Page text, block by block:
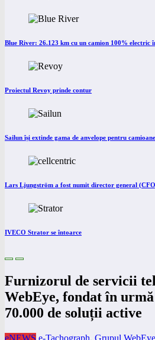
Blue River: 26.123 km cu un camion 100% electric
Proiectul Revoy prinde contur
Sailun își extinde gama de anvelope pentru camioane
Lars Ljungström a fost numit director general
IVECO Strator se întoarce
Furnizorul de servicii
WebEye, fondat în
70.000 de soluții active
eNEWS e-Tachograph, Grupul WebEye